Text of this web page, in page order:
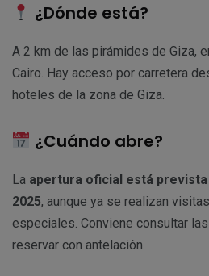
¿Dónde está?
A 2 km de las pirámides de Giza,
Cairo. Hay acceso por carretera
hoteles de la zona de Giza.
¿Cuándo abre?
La apertura oficial está prevista
2025, aunque ya se realizan
especiales. Conviene consultar
reservar con antelación.